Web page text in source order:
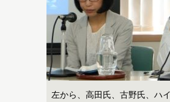
左から、高田氏、古野氏、ハ